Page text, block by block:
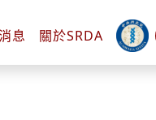
息 關於SRDA